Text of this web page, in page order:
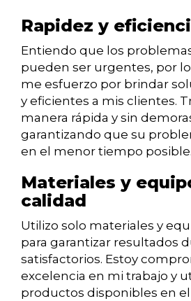
Rapidez y
Entiendo que los
pueden ser urgentes, por
me esfuerzo por brindar
y eficientes a mis clientes.
manera rápida y sin
garantizando que su
en el menor tiempo posible.
Materiales y
calidad
Utilizo solo materiales y
para garantizar resultados
satisfactorios. Estoy
excelencia en mi trabajo y
productos disponibles en